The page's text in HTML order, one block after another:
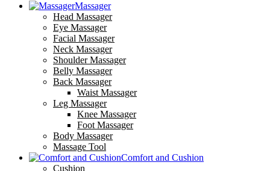
Massager
Head Massager
Eye Massager
Facial Massager
Neck Massager
Shoulder Massager
Belly Massager
Back Massager
Waist Massager
Leg Massager
Knee Massager
Foot Massager
Body Massager
Massage Tool
Comfort and Cushion
Cushion